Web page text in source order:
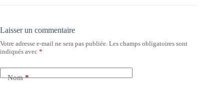
Laisser un commentaire
Votre adresse e-mail ne sera pas publiée. Les champs obligatoires sont
indiqués avec *
Nom*